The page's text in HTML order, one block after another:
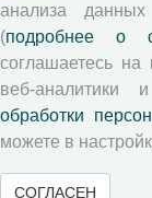
Проблемы
Вопросы
Социальное
Юный
анализа
(подробнее о
соглашаетесь на
веб-
обработки
можете в
СОГЛАСЕН